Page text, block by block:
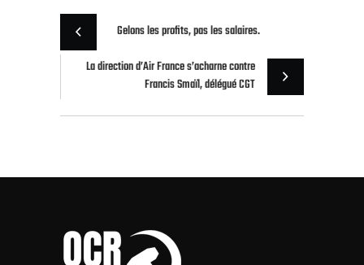
Gelons les profits, pas les salaires.
La direction d’Air France s’acharne contre
Francis Smaïl, délégué CGT